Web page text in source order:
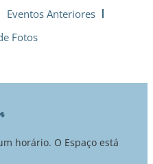
Eventos Anteriores
Fotos
horário. O Espaço está